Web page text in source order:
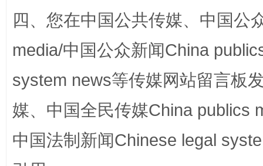
四、您在中国公共传媒、中国公
media/中国公众新闻China
system news等传媒网站留言板
媒、中国全民传媒China publics
中国法制新闻Chinese legal